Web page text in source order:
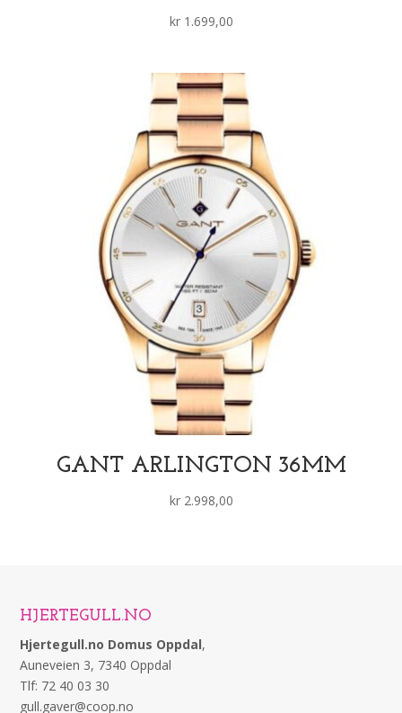
kr1.699,00
GANT ARLINGTON 36MM
kr2.998,00
HJERTEGULL.NO
Hjertegull.no Domus Oppdal,
Auneveien 3, 7340 Oppdal
Tlf: 72 40 03 30
gull.gaver@coop.no